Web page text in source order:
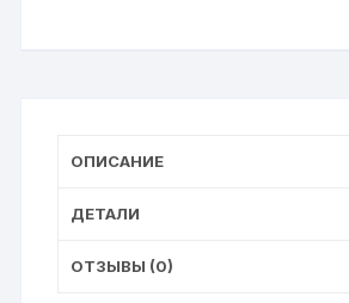
380мл
ОПИСАНИЕ
ДЕТАЛИ
ОТЗЫВЫ (0)